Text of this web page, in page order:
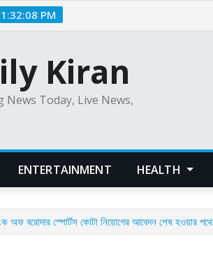
1:32:10 PM
Kiran
Today, Live News,
ENTERTAINMENT HEALTH
অফ বরোদার স্পোর্টস কোটা নিয়োগের আবেদন শেষ হওয়ার পথে